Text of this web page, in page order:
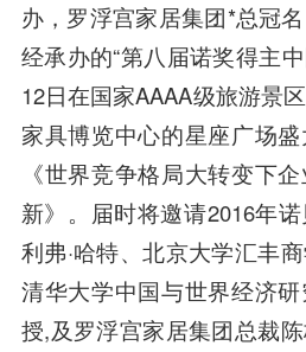
办，罗浮宫家居集团*总冠
经承办的“第八届诺奖得主
12日在国家AAAA级旅游景
家具博览中心的星座广场
《世界竞争格局大转变下
新》。届时将邀请2016年
利弗·哈特、北京大学汇丰
清华大学中国与世界经济
授,及罗浮宫家居集团总裁